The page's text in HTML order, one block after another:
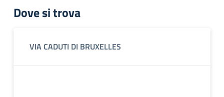
Dove si trova
VIA CADUTI DI BRUXELLES